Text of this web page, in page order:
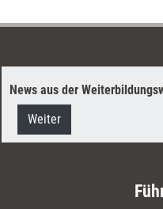
News aus der
Weiter